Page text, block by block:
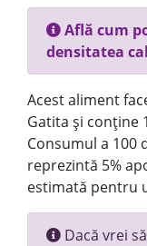
Află cum
densitatea
Acest aliment
Gatita și conține
Consumul a 100
reprezintă 5%
estimată pentru
Dacă vrei